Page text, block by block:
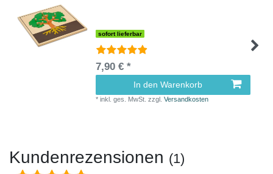
sofort lieferbar
7,90 € *
In den Warenkorb
*inkl. ges. MwSt. zzgl.Versandkosten
Kundenrezensionen (1)